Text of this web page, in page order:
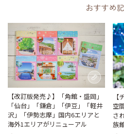
おすすめ
【改訂版発売♪】「角館・盛岡」
「仙台」「鎌倉」「伊豆」「軽井
沢」「伊勢志摩」国内6エリアと
海外1エリアがリニューアル
空
さ
族